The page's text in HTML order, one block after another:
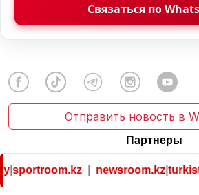
Связаться по
Отправить новость в
Партнеры
|sportroom.kz| newsroom.kz|